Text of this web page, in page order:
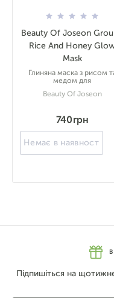
Beauty Of Joseon
Rice And Honey
Mask
Глиняна маска з рисом
медом для
Beauty Of Joseon
740 грн
Немає в наявності
Підпишіться на